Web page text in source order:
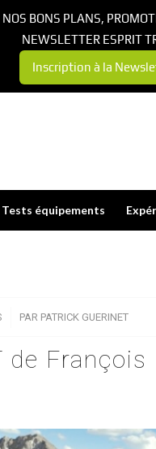
Tests équipements
PAR PATRICK GUERINET
François
BONS PLANS,
NEWSLETTER ESPRIT
Inscription à la